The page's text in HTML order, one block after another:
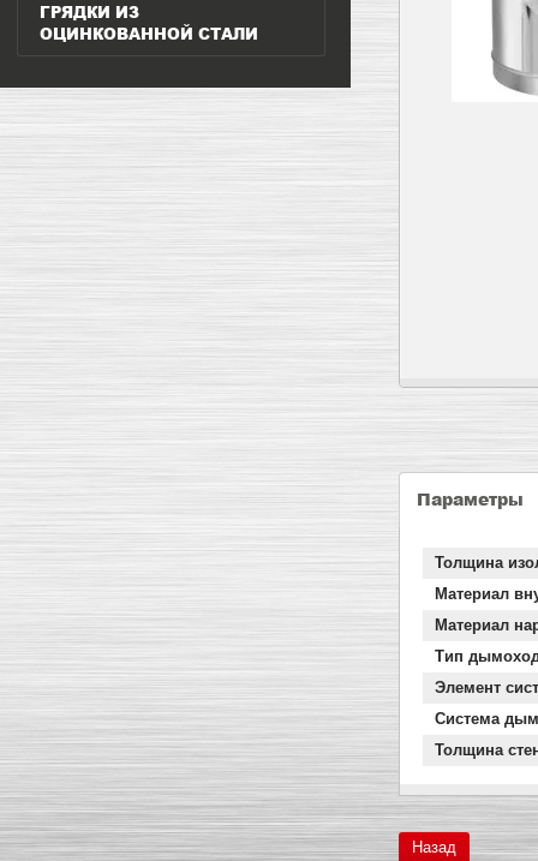
Параметры
Толщина
Материал
Материал
Тип
Элемент
Система
Толщина
Назад
ГРЯДКИ ИЗ
ОЦИНКОВАННОЙ СТАЛИ